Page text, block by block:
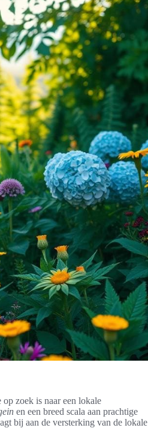
zoek is naar een lokale
en een breed scala aan prachtige
bij aan de versterking van de lokale